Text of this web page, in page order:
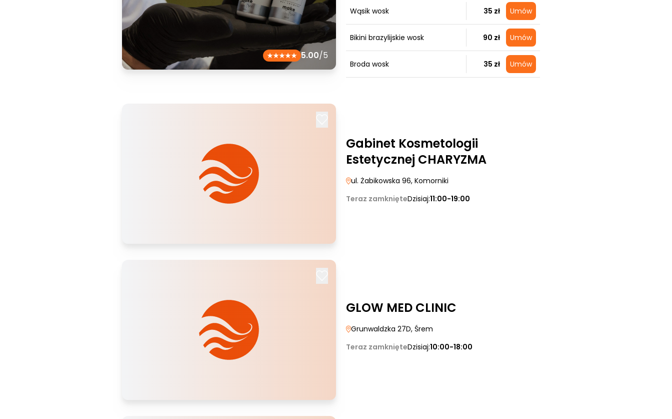
5.00/5
Wąsik wosk 35 zł Umów
Bikini brazylijskie wosk 90 zł Umów
Broda wosk 35 zł Umów
Gabinet Kosmetologii
Estetycznej CHARYZMA
ul. Żabikowska 96, Komorniki
Teraz zamknięteDzisiaj:11:00-19:00
GLOW MED CLINIC
Grunwaldzka 27D, Śrem
Teraz zamknięteDzisiaj:10:00-18:00